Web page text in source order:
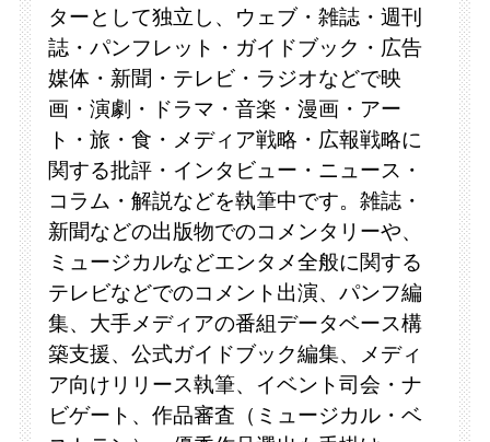
ターとして独立し、ウェブ・雑誌・週刊
誌・パンフレット・ガイドブック・広告
媒体・新聞・テレビ・ラジオなどで映
画・演劇・ドラマ・音楽・漫画・アー
ト・旅・食・メディア戦略・広報戦略に
関する批評・インタビュー・ニュース・
コラム・解説などを執筆中です。雑誌・
新聞などの出版物でのコメンタリーや、
ミュージカルなどエンタメ全般に関する
テレビなどでのコメント出演、パンフ編
集、大手メディアの番組データベース構
築支援、公式ガイドブック編集、メディ
ア向けリリース執筆、イベント司会・ナ
ビゲート、作品審査（ミュージカル・ベ